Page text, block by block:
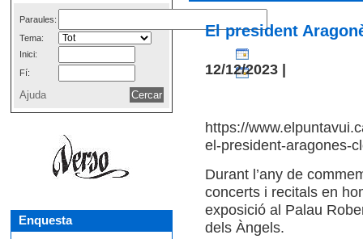
Paraules:
Tema:
Inici:
Fí:
Ajuda
Enquesta
El president
12/12/2023 |
https://
el-president-aragones-
Durant l’any de
concerts i recitals en
exposició al Palau
dels Àngels.